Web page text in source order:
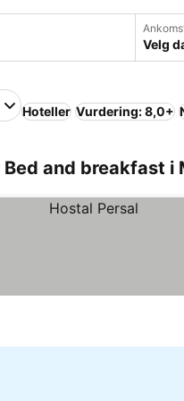
Velg
Hoteller Vurdering: 8,0+
and breakfast i